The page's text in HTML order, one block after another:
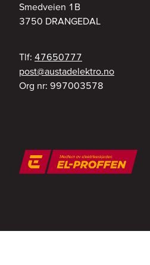
Smedveien 1B
3750 DRANGEDAL
Tlf: 47650777
on.ortkeledatsua@tsop
Org nr: 997003578